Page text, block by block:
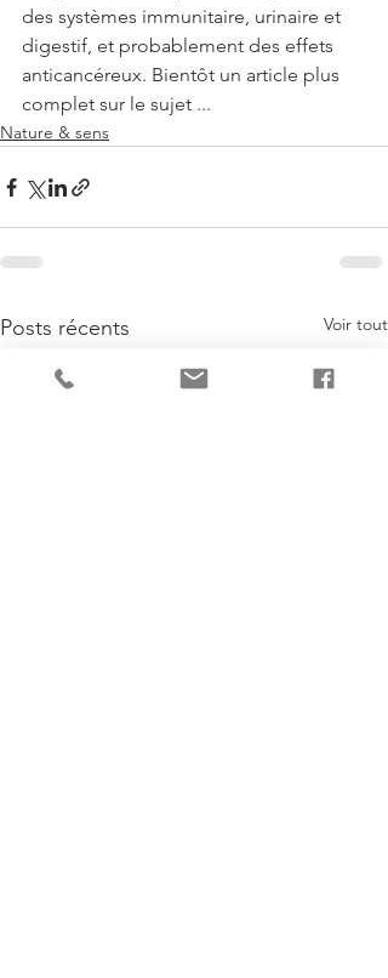
des systèmes immunitaire, urinaire et
digestif, et probablement des effets
anticancéreux. Bientôt un article plus
complet sur le sujet ...
Nature & sens
Posts récents Voir tout